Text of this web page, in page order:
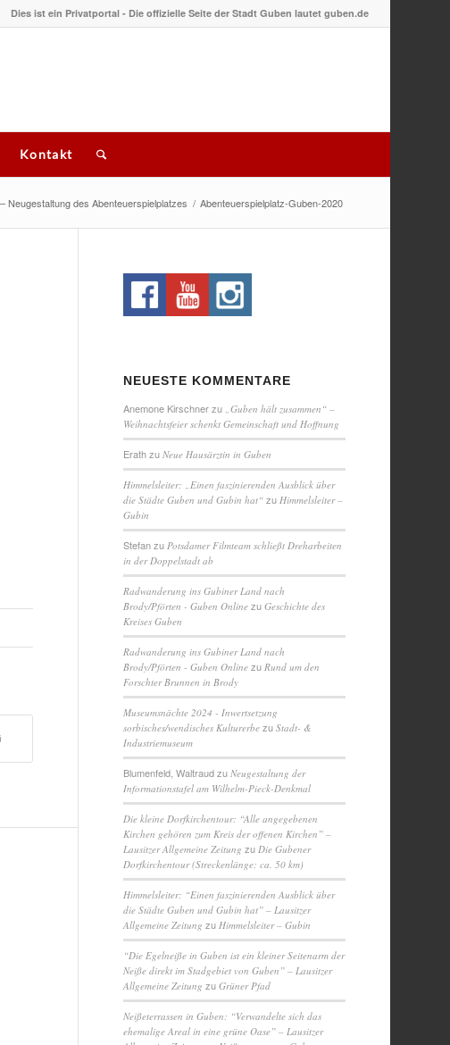
Dies ist ein Privatportal - Die offizielle Seite der Stadt Guben lautet guben.de
Kontakt
Neugestaltung des Abenteuerspielplatzes / Abenteuerspielplatz-Guben-2020
NEUESTE KOMMENTARE
Anemone Kirschnerzu „Guben hält zusammen“ –
Weihnachtsfeier schenkt Gemeinschaft und Hoffnung
ErathzuNeue Hausärztin in Guben
Himmelsleiter: „Einen faszinierenden Ausblick über
die Städte Guben und Gubin hat“ zu Himmelsleiter –
Gubin
Stefanzu Potsdamer Filmteam schließt Dreharbeiten
in der Doppelstadt ab
Radwanderung ins Gubiner Land nach
Brody/Pförten - Guben Online zuGeschichte des
Kreises Guben
Radwanderung ins Gubiner Land nach
Brody/Pförten - Guben Online zu Rund um den
Forschter Brunnen in Brody
Museumsnächte 2024 - Inwertsetzung
sorbisches/wendisches Kulturerbe zuStadt- &
Industriemuseum
Blumenfeld, WaltraudzuNeugestaltung der
Informationstafel am Wilhelm-Pieck-Denkmal
Die kleine Dorfkirchentour: “Alle angegebenen
Kirchen gehören zum Kreis der offenen Kirchen” –
Lausitzer Allgemeine Zeitung zu Die Gubener
Dorfkirchentour (Streckenlänge: ca. 50 km)
Himmelsleiter: “Einen faszinierenden Ausblick über
die Städte Guben und Gubin hat” – Lausitzer
Allgemeine Zeitung zu Himmelsleiter – Gubin
“Die Egelneiße in Guben ist ein kleiner Seitenarm der
Neiße direkt im Stadgebiet von Guben” – Lausitzer
Allgemeine Zeitung zuGrüner Pfad
Neißeterrassen in Guben: “Verwandelte sich das
ehemalige Areal in eine grüne Oase” – Lausitzer